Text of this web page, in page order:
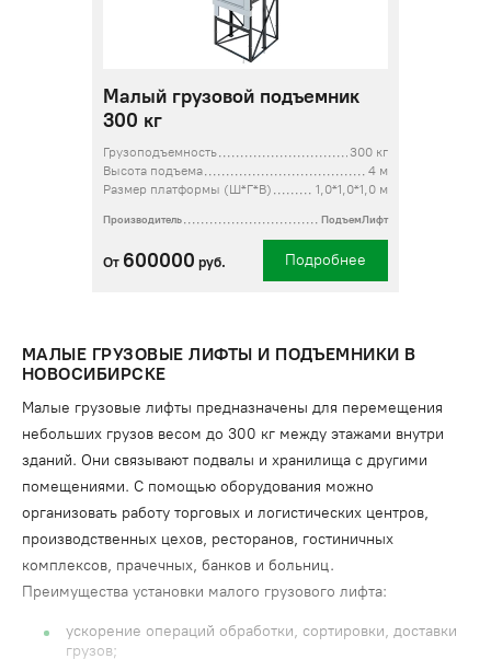
Малый грузовой подъемник
300 кг
Грузоподъемность
300 кг
Высота подъема
4 м
Размер платформы (Ш*Г*В)
1,0*1,0*1,0 м
Производитель ПодъемЛифт
От 600000 руб. Подробнее
МАЛЫЕ ГРУЗОВЫЕ ЛИФТЫ И ПОДЪЕМНИКИ В
НОВОСИБИРСКЕ
Малые грузовые лифты предназначены для перемещения
небольших грузов весом до 300 кг между этажами внутри
зданий. Они связывают подвалы и хранилища с другими
помещениями. С помощью оборудования можно
организовать работу торговых и логистических центров,
производственных цехов, ресторанов, гостиничных
комплексов, прачечных, банков и больниц.
Преимущества установки малого грузового лифта:
ускорение операций обработки, сортировки, доставки
грузов;